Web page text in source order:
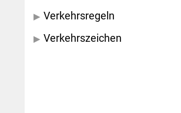
Verkehrsregeln
Verkehrszeichen